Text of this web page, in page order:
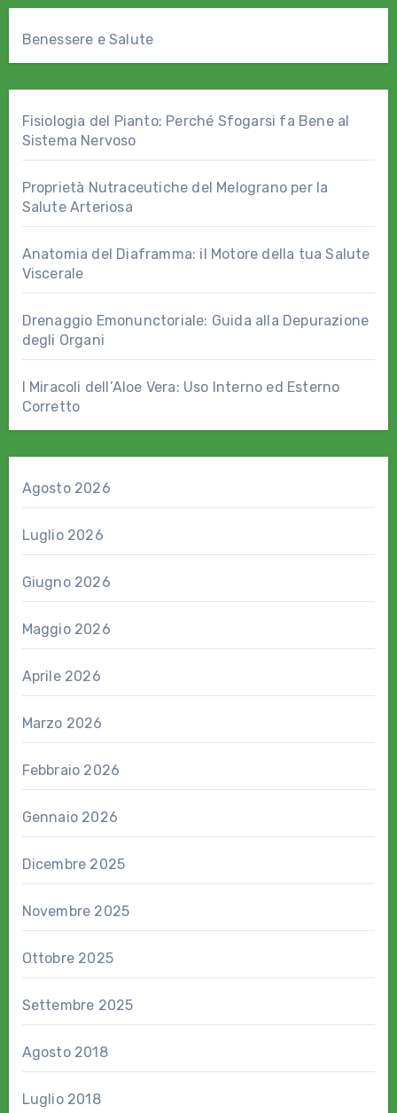
Benessere e Salute
Fisiologia del Pianto: Perché Sfogarsi fa Bene al
Sistema Nervoso
Proprietà Nutraceutiche del Melograno per la
Salute Arteriosa
Anatomia del Diaframma: il Motore della tua Salute
Viscerale
Drenaggio Emonunctoriale: Guida alla Depurazione
degli Organi
I Miracoli dell’Aloe Vera: Uso Interno ed Esterno
Corretto
Agosto 2026
Luglio 2026
Giugno 2026
Maggio 2026
Aprile 2026
Marzo 2026
Febbraio 2026
Gennaio 2026
Dicembre 2025
Novembre 2025
Ottobre 2025
Settembre 2025
Agosto 2018
Luglio 2018